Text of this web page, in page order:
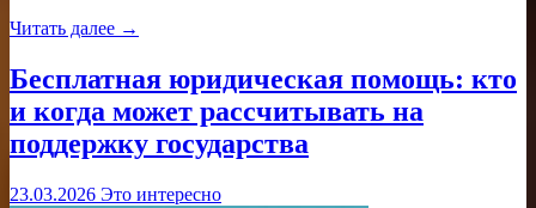
Читать далее →
Бесплатная юридическая помощь: кто
и когда может рассчитывать на
поддержку государства
23.03.2026 Это интересно